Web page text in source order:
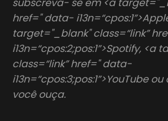
href=" data-
target="_blank" class=“link”
i13n=“cpos:2;pos:1”>Spotify, <a
class=“link” href=" data-
i13n=“cpos:3;pos:1”>YouTube
você ouça.